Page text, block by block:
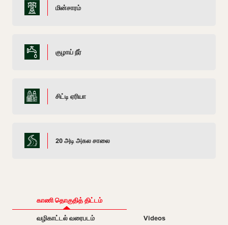
மின்சாரம்
குழாய் நீர்
சிட்டி ஏரியா
20 அடி அகல சாலை
காணி தொகுதித் திட்டம்
வழிகாட்டல் வரைபடம்
Videos